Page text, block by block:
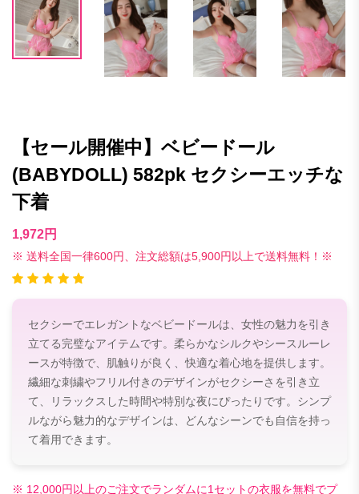
【セール開催中】ベビードール
(BABYDOLL) 582pk セクシーエッチな
下着
1,972円
※ 送料全国一律600円、注文総額は5,900円以上で送料無料！※
セクシーでエレガントなベビードールは、女性の魅力を引き
立てる完璧なアイテムです。柔らかなシルクやシースルーレ
ースが特徴で、肌触りが良く、快適な着心地を提供します。
繊細な刺繍やフリル付きのデザインがセクシーさを引き立
て、リラックスした時間や特別な夜にぴったりです。シンプ
ルながら魅力的なデザインは、どんなシーンでも自信を持っ
て着用できます。
※ 12,000円以上のご注文でランダムに1セットの衣服を無料でプ